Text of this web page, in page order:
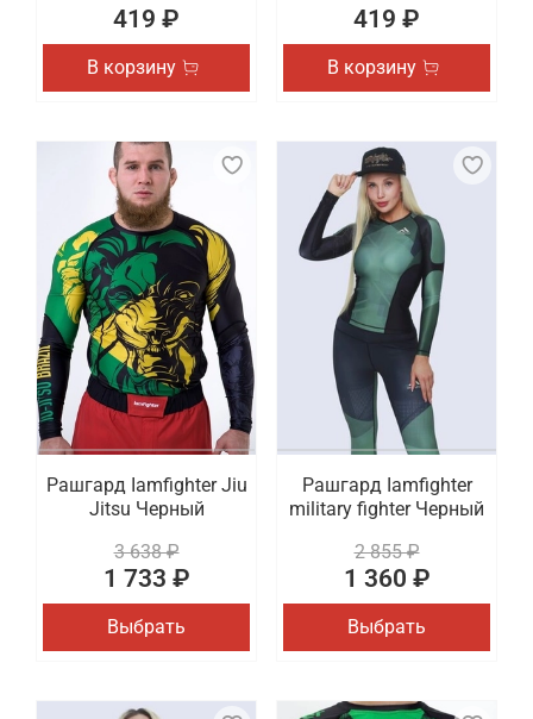
419 ₽
В корзину
419 ₽
В корзину
Рашгард Iamfighter Jiu
Jitsu Черный
3 638 ₽
1 733 ₽
Выбрать
Рашгард Iamfighter
military fighter Черный
2 855 ₽
1 360 ₽
Выбрать